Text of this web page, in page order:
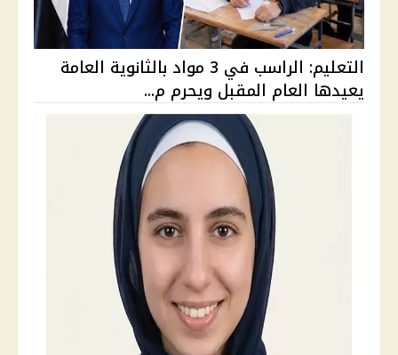
التعليم: الراسب في 3 مواد بالثانوية العامة
يعيدها العام المقبل ويحرم م...